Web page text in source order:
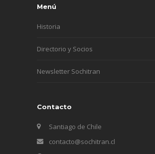
Menú
Historia
Directorio y Socios
Newsletter Sochitran
Contacto
Santiago de Chile
contacto@sochitran.cl